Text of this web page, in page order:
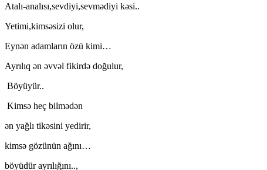
Atalı-analısı,sevdiyi,sevmədiyi kəsi..
Yetimi,kimsəsizi olur,
Eynən adamların özü kimi…
Ayrılıq ən əvvəl fikirdə doğulur,
Böyüyür..
Kimsə heç bilmədən
ən yağlı tikəsini yedirir,
kimsə gözünün ağını…
böyüdür ayrılığını..,